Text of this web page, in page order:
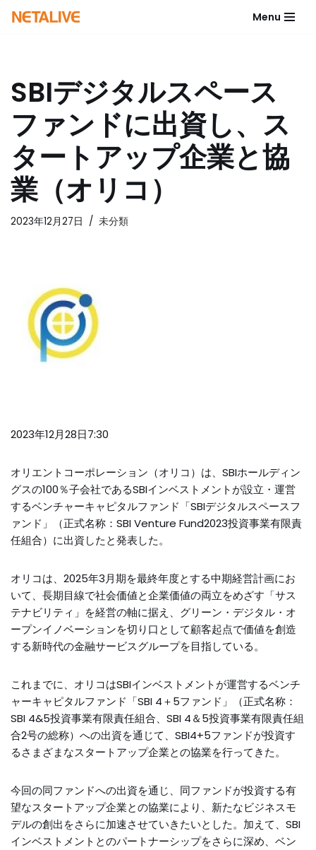
ン
ツ
へ
ス
キ
ッ
プ
Menu
SBIデジタルスペース
ファンドに出資し、ス
タートアップ企業と協
業（オリコ）
2023年12月27日 未分類
2023年12月28日7:30
オリエントコーポレーション（オリコ）は、SBIホールディン
グスの100％子会社であるSBIインベストメントが設立・運営
するベンチャーキャピタルファンド「SBIデジタルスペースフ
ァンド」（正式名称：SBI Venture Fund2023投資事業有限責
任組合）に出資したと発表した。
オリコは、2025年3月期を最終年度とする中期経営計画にお
いて、長期目線で社会価値と企業価値の両立をめざす「サス
テナビリティ」を経営の軸に据え、グリーン・デジタル・オ
ープンイノベーションを切り口として顧客起点で価値を創造
する新時代の金融サービスグループを目指している。
これまでに、オリコはSBIインベストメントが運営するベンチ
ャーキャピタルファンド「SBI 4＋5ファンド」（正式名称：
SBI 4&5投資事業有限責任組合、SBI 4＆5投資事業有限責任組
合2号の総称）への出資を通じて、SBI4+5ファンドが投資す
るさまざまなスタートアップ企業との協業を行ってきた。
今回の同ファンドへの出資を通じ、同ファンドが投資する有
望なスタートアップ企業との協業により、新たなビジネスモ
デルの創出をさらに加速させていきたいとした。加えて、SBI
インベストメントとのパートナーシップをさらに深め、ベン